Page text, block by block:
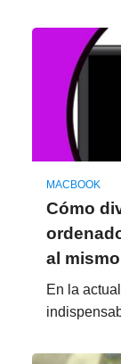
MACBOOK
Cómo
al
En la